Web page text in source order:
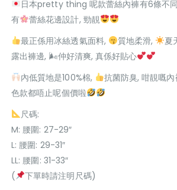
日本pretty thing 呢款蕾絲內褲有6條不
有
蕾絲花邊設計, 勁靚
最正係用冰絲透氣面料,
質地柔滑,
夏
露出褲邊, 🌬仲好清爽, 真係好貼心
內低質地是100%棉,
抗菌防臭, 咁靚嘅
色款都唔止呢個價啦
尺碼:
M: 腰圍: 27-29″
L: 腰圍: 29-31″
LL: 腰圍: 31-33″
(
下單時請注明尺碼)